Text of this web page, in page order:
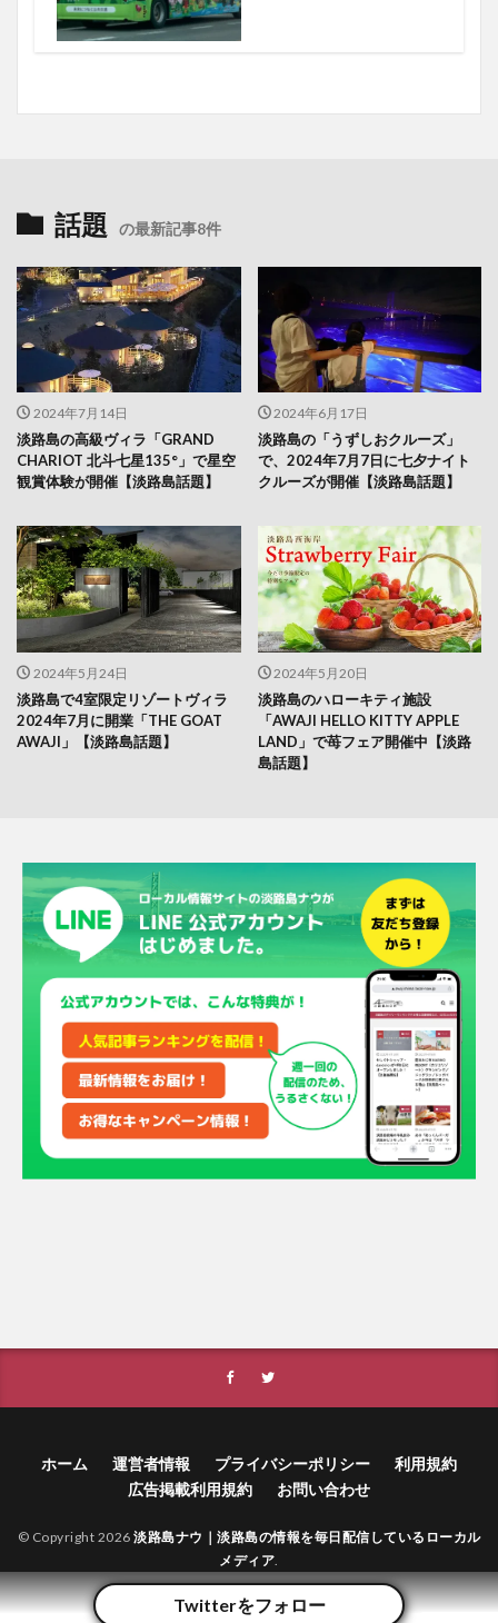
Twitterをフォロー
話題 の最新記事8件
2024年7月14日
淡路島の高級ヴィラ「GRAND
CHARIOT 北斗七星135°」で星空
観賞体験が開催【淡路島話題】
2024年6月17日
淡路島の「うずしおクルーズ」
で、2024年7月7日に七夕ナイト
クルーズが開催【淡路島話題】
2024年5月24日
淡路島で4室限定リゾートヴィラ
2024年7月に開業「THE GOAT
AWAJI」【淡路島話題】
2024年5月20日
淡路島のハローキティ施設
「AWAJI HELLO KITTY APPLE
LAND」で苺フェア開催中【淡路
島話題】
ホーム 運営者情報 プライバシーポリシー
利用規約
広告掲載利用規約
お問い合わせ
© Copyright 2026 淡路島ナウ｜淡路島の情報を毎日配信しているローカル
メディア.